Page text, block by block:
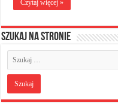
Czytaj więcej »
Szukaj na stronie